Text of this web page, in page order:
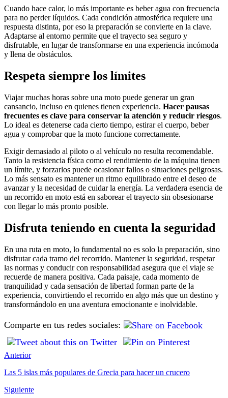
Cuando hace calor, lo más importante es beber agua con frecuencia
para no perder líquidos. Cada condición atmosférica requiere una
respuesta distinta, por eso la preparación se convierte en la clave.
Adaptarse al entorno permite que el trayecto sea seguro y
disfrutable, en lugar de transformarse en una experiencia incómoda
y llena de obstáculos.
Respeta siempre los límites
Viajar muchas horas sobre una moto puede generar un gran
cansancio, incluso en quienes tienen experiencia. Hacer pausas
frecuentes es clave para conservar la atención y reducir riesgos.
Lo ideal es detenerse cada cierto tiempo, estirar el cuerpo, beber
agua y comprobar que la moto funcione correctamente.
Exigir demasiado al piloto o al vehículo no resulta recomendable.
Tanto la resistencia física como el rendimiento de la máquina tienen
un límite, y forzarlos puede ocasionar fallos o situaciones peligrosas.
Lo más sensato es mantener un ritmo equilibrado entre el deseo de
avanzar y la necesidad de cuidar la energía. La verdadera esencia de
un recorrido en moto está en saborear el trayecto sin obsesionarse
con llegar lo más pronto posible.
Disfruta teniendo en cuenta la seguridad
En una ruta en moto, lo fundamental no es solo la preparación, sino
disfrutar cada tramo del recorrido. Mantener la seguridad, respetar
las normas y conducir con responsabilidad asegura que el viaje se
recuerde de manera positiva. Cada paisaje, cada momento de
tranquilidad y cada sensación de libertad forman parte de la
experiencia, convirtiendo el recorrido en algo más que un destino y
transformándolo en una aventura emocionante e inolvidable.
Comparte en tus redes sociales:
Anterior
Las 5 islas más populares de Grecia para hacer un crucero
Siguiente